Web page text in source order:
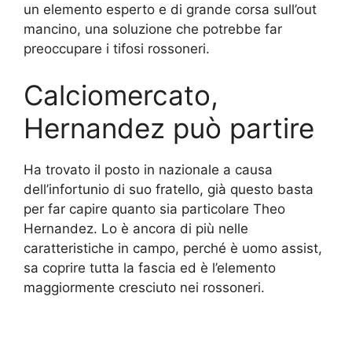
un elemento esperto e di grande corsa sull’out
mancino, una soluzione che potrebbe far
preoccupare i tifosi rossoneri.
Calciomercato,
Hernandez può partire
Ha trovato il posto in nazionale a causa
dell’infortunio di suo fratello, già questo basta
per far capire quanto sia particolare Theo
Hernandez. Lo è ancora di più nelle
caratteristiche in campo, perché è uomo assist,
sa coprire tutta la fascia ed è l’elemento
maggiormente cresciuto nei rossoneri.